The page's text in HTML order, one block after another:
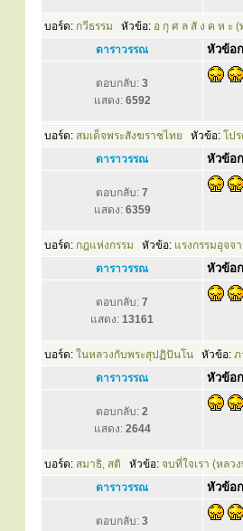
บอร์ด: กวีธรรม หัวข้อ: อ กุ ศ ล สั ง ค ห ะ
ดาราวรรณ
หัวข้อ
ตอบกลับ: 3
แสดง: 6592
บอร์ด: สมเด็จพระสังฆราชไทย หัวข้อ: โป
ดาราวรรณ
หัวข้อ
ตอบกลับ: 7
แสดง: 6359
บอร์ด: กฎแห่งกรรม หัวข้อ: แรงกรรมอุจจ
ดาราวรรณ
หัวข้อ
ตอบกลับ: 7
แสดง: 13161
บอร์ด: ในหลวงกับพระสุปฏิปันโน หัวข้อ: ภ
ดาราวรรณ
หัวข้อ
ตอบกลับ: 2
แสดง: 2644
บอร์ด: สมาธิ, สติ หัวข้อ: จบที่ใจเรา (หลว
ดาราวรรณ
หัวข้อ
ตอบกลับ: 3